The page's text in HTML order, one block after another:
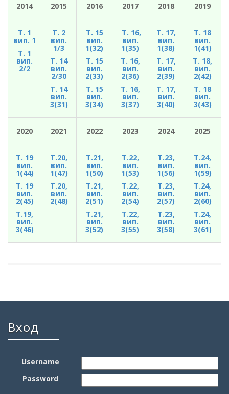
2014 2015 2016 2017 2018 2019
Т. 1
вип. 1
Т. 1
вип.
2/2
Т. 2
вип.
1/3
Т. 14
вип.
2/30
Т. 14
вип.
3(31)
Т. 15
вип.
1(32)
Т. 15
вип.
2(33)
Т. 15
вип.
3(34)
Т. 16,
вип.
1(35)
Т. 16,
вип.
2(36)
Т. 16,
вип.
3(37)
Т. 17,
вип.
1(38)
Т. 17,
вип.
2(39)
Т. 17,
вип.
3(40)
Т. 18
вип.
1(41)
Т. 18,
вип.
2(42)
Т. 18
вип.
3(43)
2020 2021 2022 2023 2024 2025
Т. 19
вип.
1(44)
Т. 19
вип.
2(45)
Т.19,
вип.
3(46)
Т.20,
вип.
1(47)
Т.20,
вип.
2(48)
Т.21,
вип.
1(50)
Т.21,
вип.
2(51)
Т.21,
вип.
3(52)
Т.22,
вип.
1(53)
Т.22,
вип.
2(54)
Т.22,
вип.
3(55)
Т.23,
вип.
1(56)
Т.23,
вип.
2(57)
Т.23,
вип.
3(58)
Т.24,
вип.
1(59)
Т.24,
вип.
2(60)
Т.24,
вип.
3(61)
Вход
Username
Password